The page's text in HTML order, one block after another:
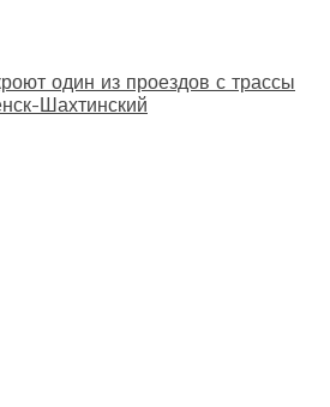
один из проездов с трассы
Шахтинский